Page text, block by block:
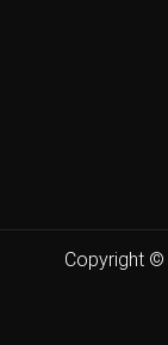
Copyright ©